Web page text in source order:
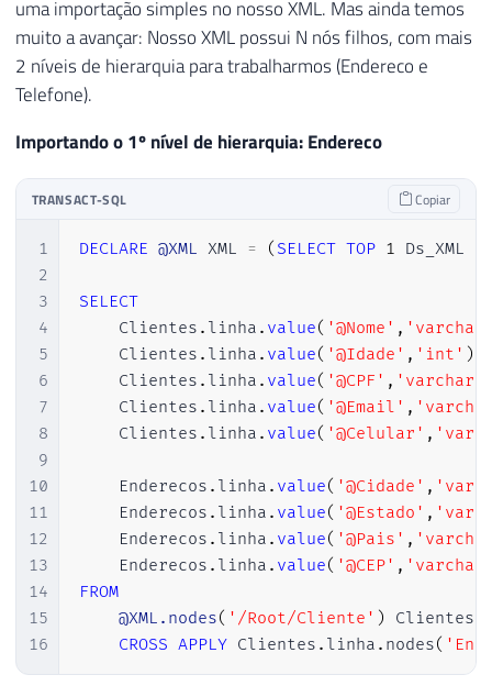
uma importação simples no nosso XML. Mas ainda temos
muito a avançar: Nosso XML possui N nós filhos, com mais
2 níveis de hierarquia para trabalharmos (Endereco e
Telefone).
Importando o 1º nível de hierarquia: Endereco
TRANSACT-SQL Copiar
1
2
3
4
5
6
7
8
9
10
11
12
13
14
15
16
DECLARE @XML XML = ( SELECT TOP 1 Ds_XML
SELECT
    Clientes
. linha . value( '@Nome' ,
    Clientes
. linha . value( '@Idade' , 'int' )
    Clientes
. linha . value( '@CPF' ,
    Clientes
. linha . value( '@Email' ,
    Clientes
. linha . value( '@Celular' ,
    Enderecos
. linha . value( '@Cidade' ,
    Enderecos
. linha . value( '@Estado' ,
    Enderecos
. linha . value( '@Pais' ,
    Enderecos
. linha . value( '@CEP' ,
FROM
@XML.nodes( '/Root/Cliente' ) Clientes
CROSS APPLY Clientes . linha . nodes(